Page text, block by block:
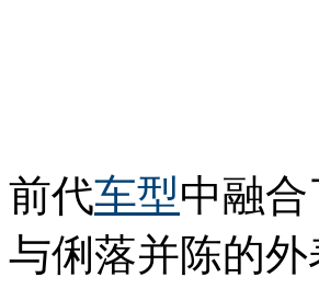
前代车型中融
与俐落并陈的